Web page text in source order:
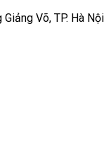
Võ, TP. Hà Nội